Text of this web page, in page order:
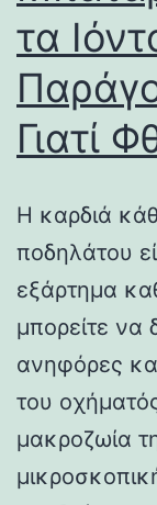
τα
Γιατί
Η καρδιά
ποδηλάτου
εξάρτημα
μπορείτε να
ανηφόρες
του
μακροζωία